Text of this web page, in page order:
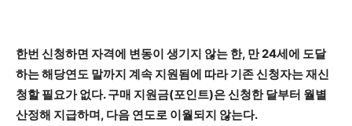
한번 신청하면 자격에 변동이 생기지 않는 한, 만 24세에 도달
하는 해당연도 말까지 계속 지원됨에 따라 기존 신청자는 재신
청할 필요가 없다. 구매 지원금(포인트)은 신청한 달부터 월별
산정해 지급하며, 다음 연도로 이월되지 않는다.